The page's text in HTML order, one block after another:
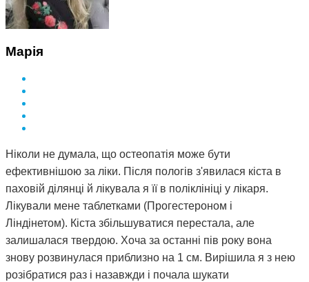
Марія
Ніколи не думала, що остеопатія може бути
ефективнішою за ліки. Після пологів з'явилася кіста в
паховій ділянці й лікувала я її в поліклініці у лікаря.
Лікували мене таблетками (Прогестероном і
Ліндінетом). Кіста збільшуватися перестала, але
залишалася твердою. Хоча за останні пів року вона
знову розвинулася приблизно на 1 см. Вирішила я з нею
розібратися раз і назавжди і почала шукати